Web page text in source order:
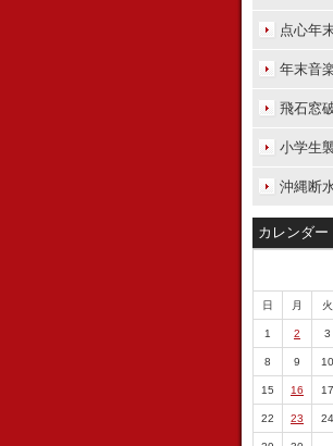
点心年
年末音
飛石窓
小学生
沖縄断
カレンダー
日 月 火
1 2 3
8 9 10
15 16 17
22 23 24